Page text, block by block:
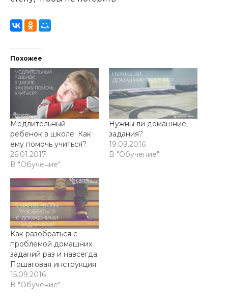
Похожее
Медлительный
ребенок в школе. Как
ему помочь учиться?
26.01.2017
В "Обучение"
Нужны ли домашние
задания?
19.09.2016
В "Обучение"
Как разобраться с
проблемой домашних
заданий раз и навсегда.
Пошаговая инструкция
15.09.2016
В "Обучение"